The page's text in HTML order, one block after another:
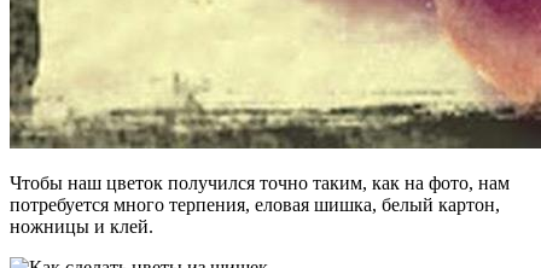
Чтобы наш цветок получился точно таким, как на фото, нам
потребуется много терпения, еловая шишка, белый картон,
ножницы и клей.